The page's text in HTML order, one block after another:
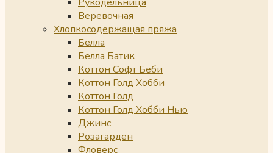
Веревочная
Хлопкосодержащая пряжа
Белла
Белла Батик
Коттон Софт Беби
Коттон Голд Хобби
Коттон Голд
Коттон Голд Хобби Нью
Джинс
Розагарден
Фловерс